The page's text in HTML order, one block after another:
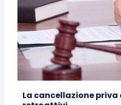
La cancellazione